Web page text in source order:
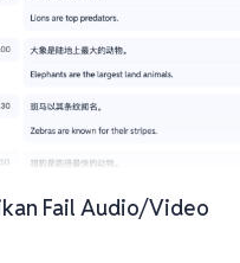
Fail Audio/Video